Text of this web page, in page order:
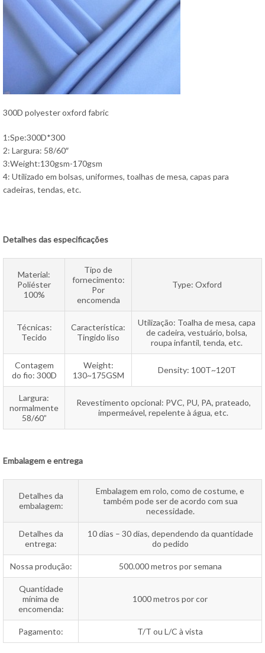
300D polyester oxford fabric
1:Spe:300D*300
2: Largura: 58/60″
3:Weight:130gsm-170gsm
4: Utilizado em bolsas, uniformes, toalhas de mesa, capas para
cadeiras, tendas, etc.
Detalhes das especificações
Material:
Poliéster
100%
Tipo de
fornecimento:
Por
encomenda
Type: Oxford
Técnicas:
Tecido
Característica:
Tingido liso
Utilização: Toalha de mesa, capa
de cadeira, vestuário, bolsa,
roupa infantil, tenda, etc.
Contagem
do fio: 300D
Weight:
130~175GSM
Density: 100T~120T
Largura:
normalmente
58/60”
Revestimento opcional: PVC, PU, PA, prateado,
impermeável, repelente à água, etc.
Embalagem e entrega
Detalhes da
embalagem:
Embalagem em rolo, como de costume, e
também pode ser de acordo com sua
necessidade.
Detalhes da
entrega:
10 dias – 30 dias, dependendo da quantidade
do pedido
Nossa produção: 500.000 metros por semana
Quantidade
mínima de
encomenda:
1000 metros por cor
Pagamento: T/T ou L/C à vista